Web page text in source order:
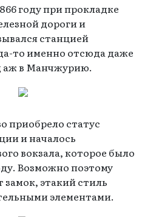
году при прокладке
дороги и
станцией
то именно отсюда даже
аж в Манчжурию.
приобрело статус
и началось
вокзала, которое было
Возможно поэтому
этакий стиль
элементами.